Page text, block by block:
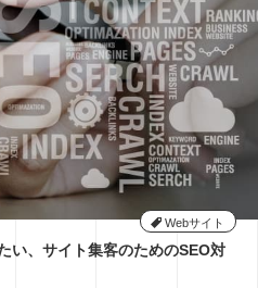
Webサイト
い、サイト集客のためのSEO対